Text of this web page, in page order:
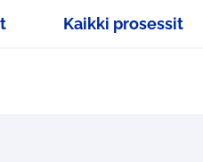
Kaikki prosessit